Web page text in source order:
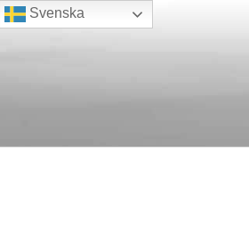
Svenska